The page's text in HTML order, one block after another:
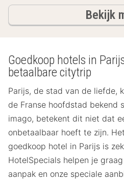
Bekijk
Goedkoop hotels in
betaalbare citytrip
Parijs, de stad van de liefde,
de Franse hoofdstad bekend
imago, betekent dit niet dat
onbetaalbaar hoeft te zijn.
goedkoop hotel in Parijs is
HotelSpecials helpen je
aanpak en onze speciale